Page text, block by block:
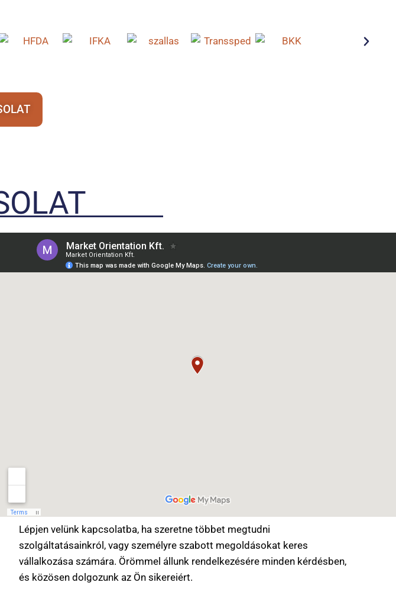
Lépjen velünk kapcsolatba, ha szeretne többet megtudni
szolgáltatásainkról, vagy személyre szabott megoldásokat keres
vállalkozása számára. Örömmel állunk rendelkezésére minden kérdésben,
és közösen dolgozunk az Ön sikereiért.